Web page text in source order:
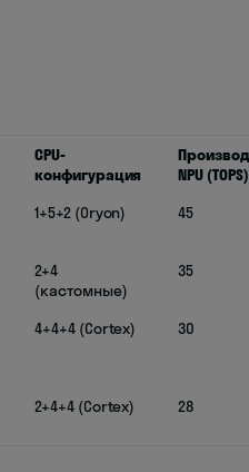
CPU-
конфигурация
NPU (TOPS)
1+5+2 (Oryon) 45
2+4
(кастомные)
35
4+4+4 (Cortex) 30
2+4+4 (Cortex) 28